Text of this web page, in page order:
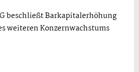
beschließt Barkapitalerhöhung
weiteren Konzernwachstums